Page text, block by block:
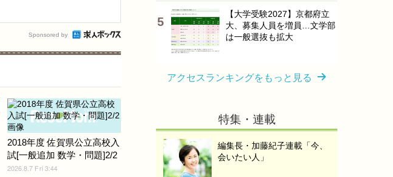
Sponsored by
2018年度 佐賀県公立高校入
試[一般追加 数学・問題]2/2
2026.8.7 Fri 3:44
【大学受験2027】京都府立
大、募集人員を増員…文学部
は一般選抜も拡大
アクセスランキングをもっと見る
特集・連載
編集長・加藤紀子連載「今、
会いたい人」